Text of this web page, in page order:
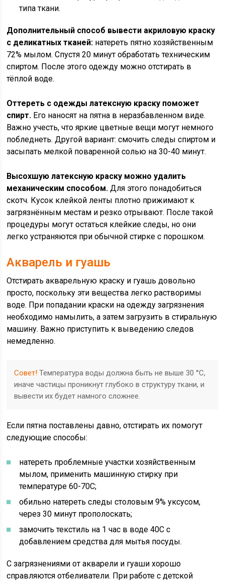
типа ткани.
Дополнительный способ вывести акриловую краску
с деликатных тканей: натереть пятно хозяйственным
72% мылом. Спустя 20 минут обработать техническим
спиртом. После этого одежду можно отстирать в
тёплой воде.
Оттереть с одежды латексную краску поможет
спирт. Его наносят на пятна в неразбавленном виде.
Важно учесть, что яркие цветные вещи могут немного
побледнеть. Другой вариант: смочить следы спиртом и
засыпать мелкой поваренной солью на 30-40 минут.
Высохшую латексную краску можно удалить
механическим способом. Для этого понадобиться
скотч. Кусок клейкой ленты плотно прижимают к
загрязнённым местам и резко отрывают. После такой
процедуры могут остаться клейкие следы, но они
легко устраняются при обычной стирке с порошком.
Акварель и гуашь
Отстирать акварельную краску и гуашь довольно
просто, поскольку эти вещества легко растворимы
воде. При попадании краски на одежду загрязнения
необходимо намылить, а затем загрузить в стиральную
машину. Важно приступить к выведению следов
немедленно.
Совет! Температура воды должна быть не выше 30 °С,
иначе частицы проникнут глубоко в структуру ткани, и
вывести их будет намного сложнее.
Если пятна поставлены давно, отстирать их помогут
следующие способы:
натереть проблемные участки хозяйственным
мылом, применить машинную стирку при
температуре 60-70С;
обильно натереть следы столовым 9% уксусом,
через 30 минут прополоскать;
замочить текстиль на 1 час в воде 40С с
добавлением средства для мытья посуды.
С загрязнениями от акварели и гуаши хорошо
справляются отбеливатели. При работе с детской